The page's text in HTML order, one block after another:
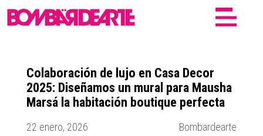
Colaboración de lujo en Casa Decor
2025: Diseñamos un mural para Mausha
Marsá la habitación boutique perfecta
22 enero, 2026 Bombardearte